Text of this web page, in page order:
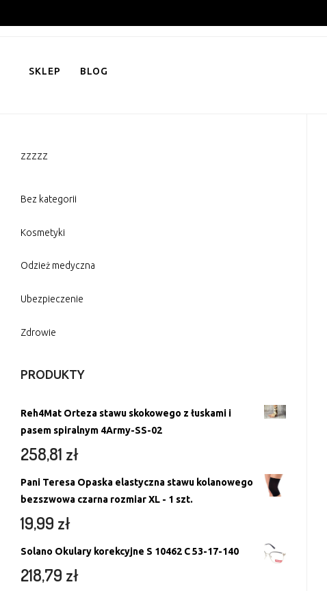
to
SKLEP BLOG
zzzzz
Bez kategorii
Kosmetyki
Odzież medyczna
Ubezpieczenie
Zdrowie
PRODUKTY
Reh4Mat Orteza stawu skokowego z łuskami i
pasem spiralnym 4Army-SS-02
258,81 zł
Pani Teresa Opaska elastyczna stawu kolanowego
bezszwowa czarna rozmiar XL - 1 szt.
19,99 zł
Solano Okulary korekcyjne S 10462 C 53-17-140
218,79 zł